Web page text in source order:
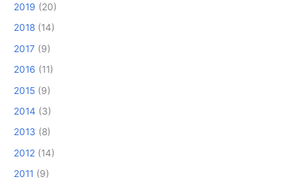
2019 (20)
2018 (14)
2017 (9)
2016 (11)
2015 (9)
2014 (3)
2013 (8)
2012 (14)
2011 (9)